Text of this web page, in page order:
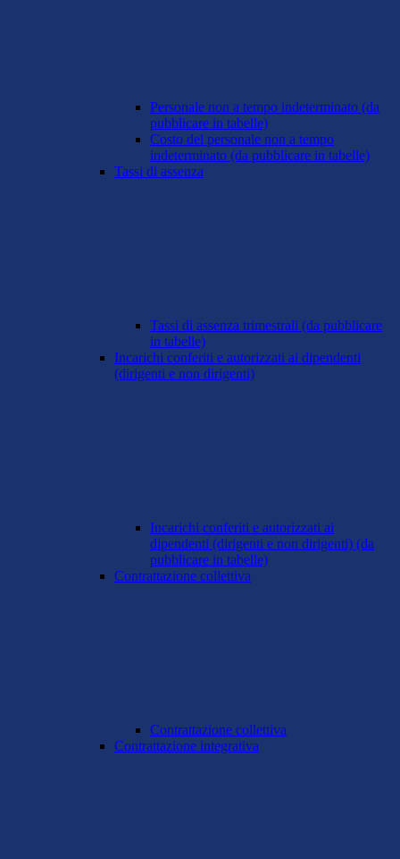
Personale non a tempo indeterminato (da
pubblicare in tabelle)
Costo del personale non a tempo
indeterminato (da pubblicare in tabelle)
Tassi di assenza
Tassi di assenza trimestrali (da pubblicare
in tabelle)
Incarichi conferiti e autorizzati ai dipendenti
(dirigenti e non dirigenti)
Incarichi conferiti e autorizzati ai
dipendenti (dirigenti e non dirigenti) (da
pubblicare in tabelle)
Contrattazione collettiva
Contrattazione collettiva
Contrattazione integrativa